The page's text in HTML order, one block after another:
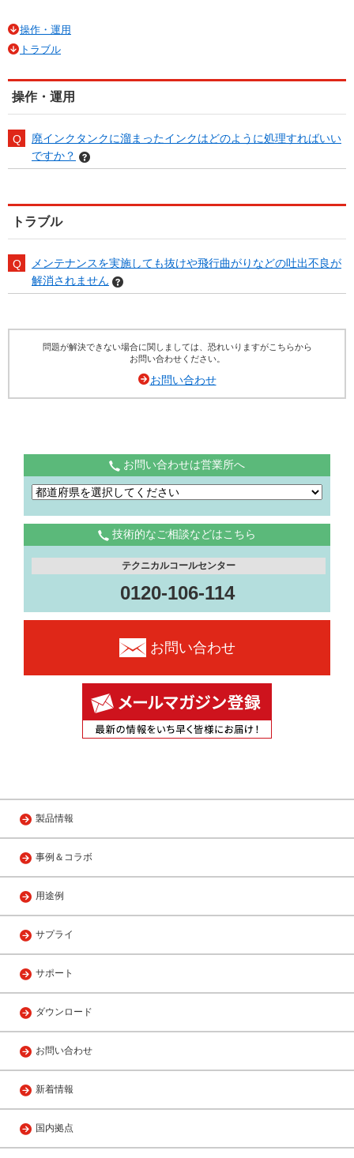
操作・運用
トラブル
操作・運用
廃インクタンクに溜まったインクはどのように処理すればいい
ですか？
トラブル
メンテナンスを実施しても抜けや飛行曲がりなどの吐出不良が
解消されません
問題が解決できない場合に関しましては、恐れいりますがこちらから
お問い合わせください。
お問い合わせ
お問い合わせは営業所へ
技術的なご相談などはこちら
テクニカルコールセンター
0120-106-114
お問い合わせ
製品情報
事例＆コラボ
用途例
サプライ
サポート
ダウンロード
お問い合わせ
新着情報
国内拠点